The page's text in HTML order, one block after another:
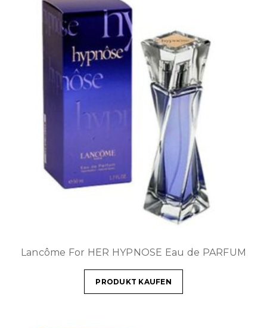
Lancôme For HER HYPNOSE Eau de PARFUM
PRODUKT KAUFEN